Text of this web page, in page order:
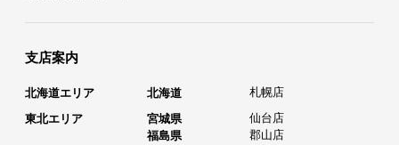
支店案内
北海道エリア 北海道
札幌店
東北エリア
宮城県
仙台店
福島県
郡山店